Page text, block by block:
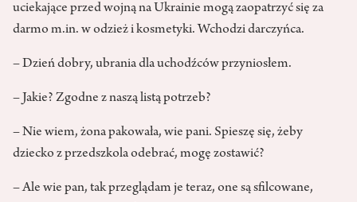
uciekające przed wojną na Ukrainie mogą zaopatrzyć się za
darmo m.in. w odzież i kosmetyki. Wchodzi darczyńca.
– Dzień dobry, ubrania dla uchodźców przyniosłem.
– Jakie? Zgodne z naszą listą potrzeb?
– Nie wiem, żona pakowała, wie pani. Spieszę się, żeby
dziecko z przedszkola odebrać, mogę zostawić?
– Ale wie pan, tak przeglądam je teraz, one są sfilcowane,